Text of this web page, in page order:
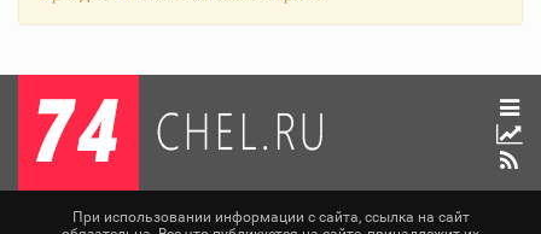
При использовании информации с сайта, ссылка на сайт